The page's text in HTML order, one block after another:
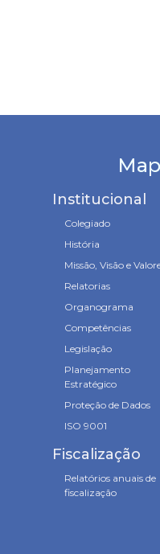
Institucional
Colegiado
História
Missão, Visão e
Relatorias
Organograma
Competências
Legislação
Planejamento
Estratégico
Proteção de Dados
ISO 9001
Fiscalização
Relatórios anuais de
fiscalização